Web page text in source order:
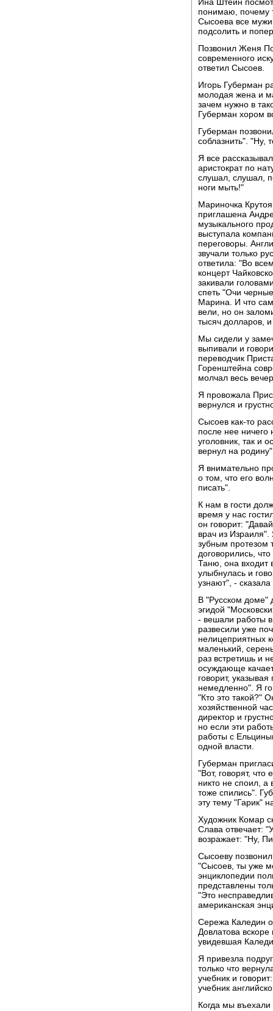
понимаю, почему
Сысоева все
подсолить и
Позвонил Женя
современного
ответил Сысоев.
Игорь Губерман
молодая жена и
зачем нужно в
Губерман хором
Губерман
соблазнить". "Ну,
Я все
аристократ по
слушал, слушал,
ноги мыть!"
Мариночка
приглашена
музыкального
выступала
переговоры.
звучали только
ответила: "Во
концерт
закивали
спеть "Очи
Марина. И что
вели, но он
тысяч долларов,
Мы сидели у
выпивали и
переводчик
Горенштейна
молчал весь
Я провожала
вернулся и
Сысоев как-то
после нее ничего
уголовник, так и
вернул на
Я внимательно
о том, что его
писать".
К нам в гости
время у нас
он говорит:
врач из
зубным протезом
договорились,
Таню, она входит
улыбнулась и
узнают", - сказала
В "Русском доме"
эгидой
- вешали работы
развесили уже
нелицеприятных
маленький,
раз встретишь и
осуждающе
говорит,
немедленно". Я
"Кто это такой?"
хозяйственной
директор и
но если эти
работы с
одной власти.
Губерман
"Вот, говорят,
никто не споил, а
тоже спились".
эту тему "Гарик"
Художник Комар
Слава отвечает:
возражает: "Ну,
Сысоеву
"Сысоев, ты уже
энциклопедии
представлены
"Это
американская
Сережа Каледин
Довлатова
увидевшая
Я привезла
только что
учебник и
учебник
Когда мы въехали